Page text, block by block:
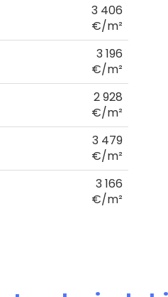
3 406
€/m²
3 196
€/m²
2 928
€/m²
3 479
€/m²
3 166
€/m²